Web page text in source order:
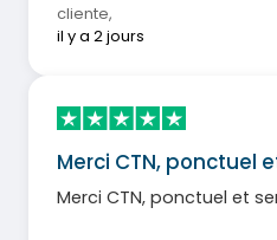
cliente,
il y a 2 jours
Merci CTN, ponctuel
Merci CTN, ponctuel et